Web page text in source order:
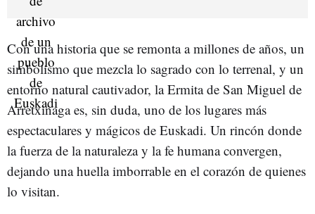
Con una historia que se remonta a millones de años, un
simbolismo que mezcla lo sagrado con lo terrenal, y un
entorno natural cautivador, la Ermita de San Miguel de
Arretxinaga es, sin duda, uno de los lugares más
espectaculares y mágicos de Euskadi. Un rincón donde
la fuerza de la naturaleza y la fe humana convergen,
dejando una huella imborrable en el corazón de quienes
lo visitan.